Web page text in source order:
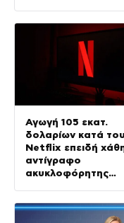
Αγωγή 105 εκατ.
δολαρίων κατά του
Netflix επειδή
αντίγραφο
ακυκλοφόρητης